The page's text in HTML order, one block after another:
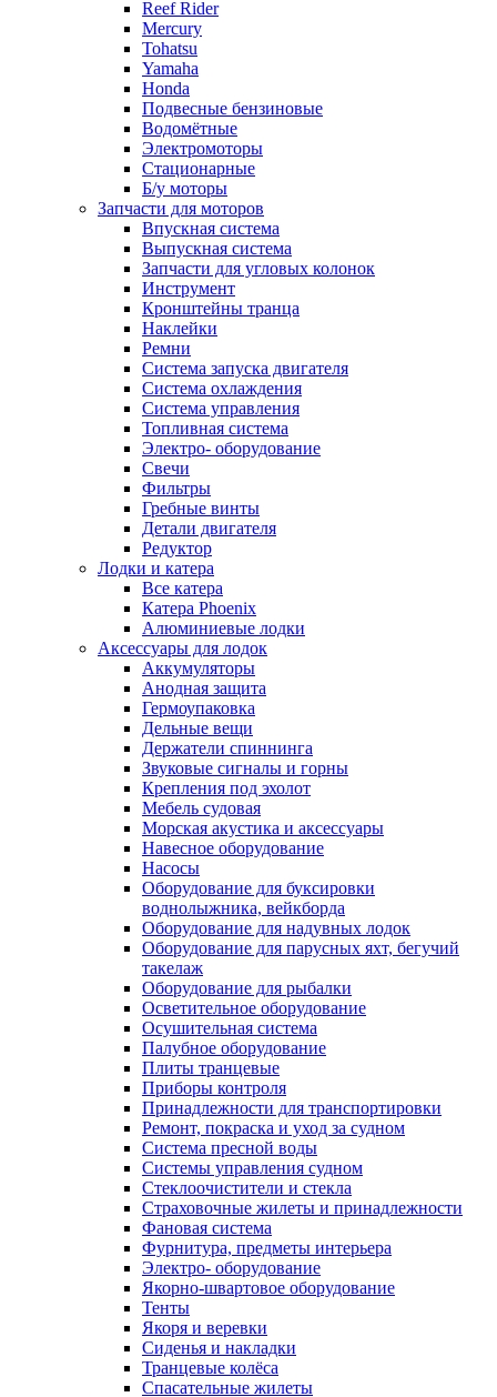
Reef Rider
Mercury
Tohatsu
Yamaha
Honda
Подвесные бензиновые
Водомётные
Электромоторы
Стационарные
Б/у моторы
Запчасти для моторов
Впускная система
Выпускная система
Запчасти для угловых колонок
Инструмент
Кронштейны транца
Наклейки
Ремни
Система запуска двигателя
Система охлаждения
Система управления
Топливная система
Электро- оборудование
Свечи
Фильтры
Гребные винты
Детали двигателя
Редуктор
Лодки и катера
Все катера
Катера Phoenix
Алюминиевые лодки
Аксессуары для лодок
Аккумуляторы
Анодная защита
Гермоупаковка
Дельные вещи
Держатели спиннинга
Звуковые сигналы и горны
Крепления под эхолот
Мебель судовая
Морская акустика и аксессуары
Навесное оборудование
Насосы
Оборудование для буксировки
воднолыжника, вейкборда
Оборудование для надувных лодок
Оборудование для парусных яхт, бегучий
такелаж
Оборудование для рыбалки
Осветительное оборудование
Осушительная система
Палубное оборудование
Плиты транцевые
Приборы контроля
Принадлежности для транспортировки
Ремонт, покраска и уход за судном
Система пресной воды
Системы управления судном
Стеклоочистители и стекла
Страховочные жилеты и принадлежности
Фановая система
Фурнитура, предметы интерьера
Электро- оборудование
Якорно-швартовое оборудование
Тенты
Якоря и веревки
Сиденья и накладки
Транцевые колёса
Спасательные жилеты